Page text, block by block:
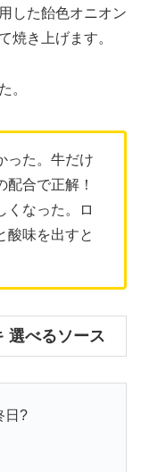
した飴色オニオン
焼き上げます。
。
った。牛だけ
合で正解！
くなった。ロ
酸味を出すと
選べるソース
日?